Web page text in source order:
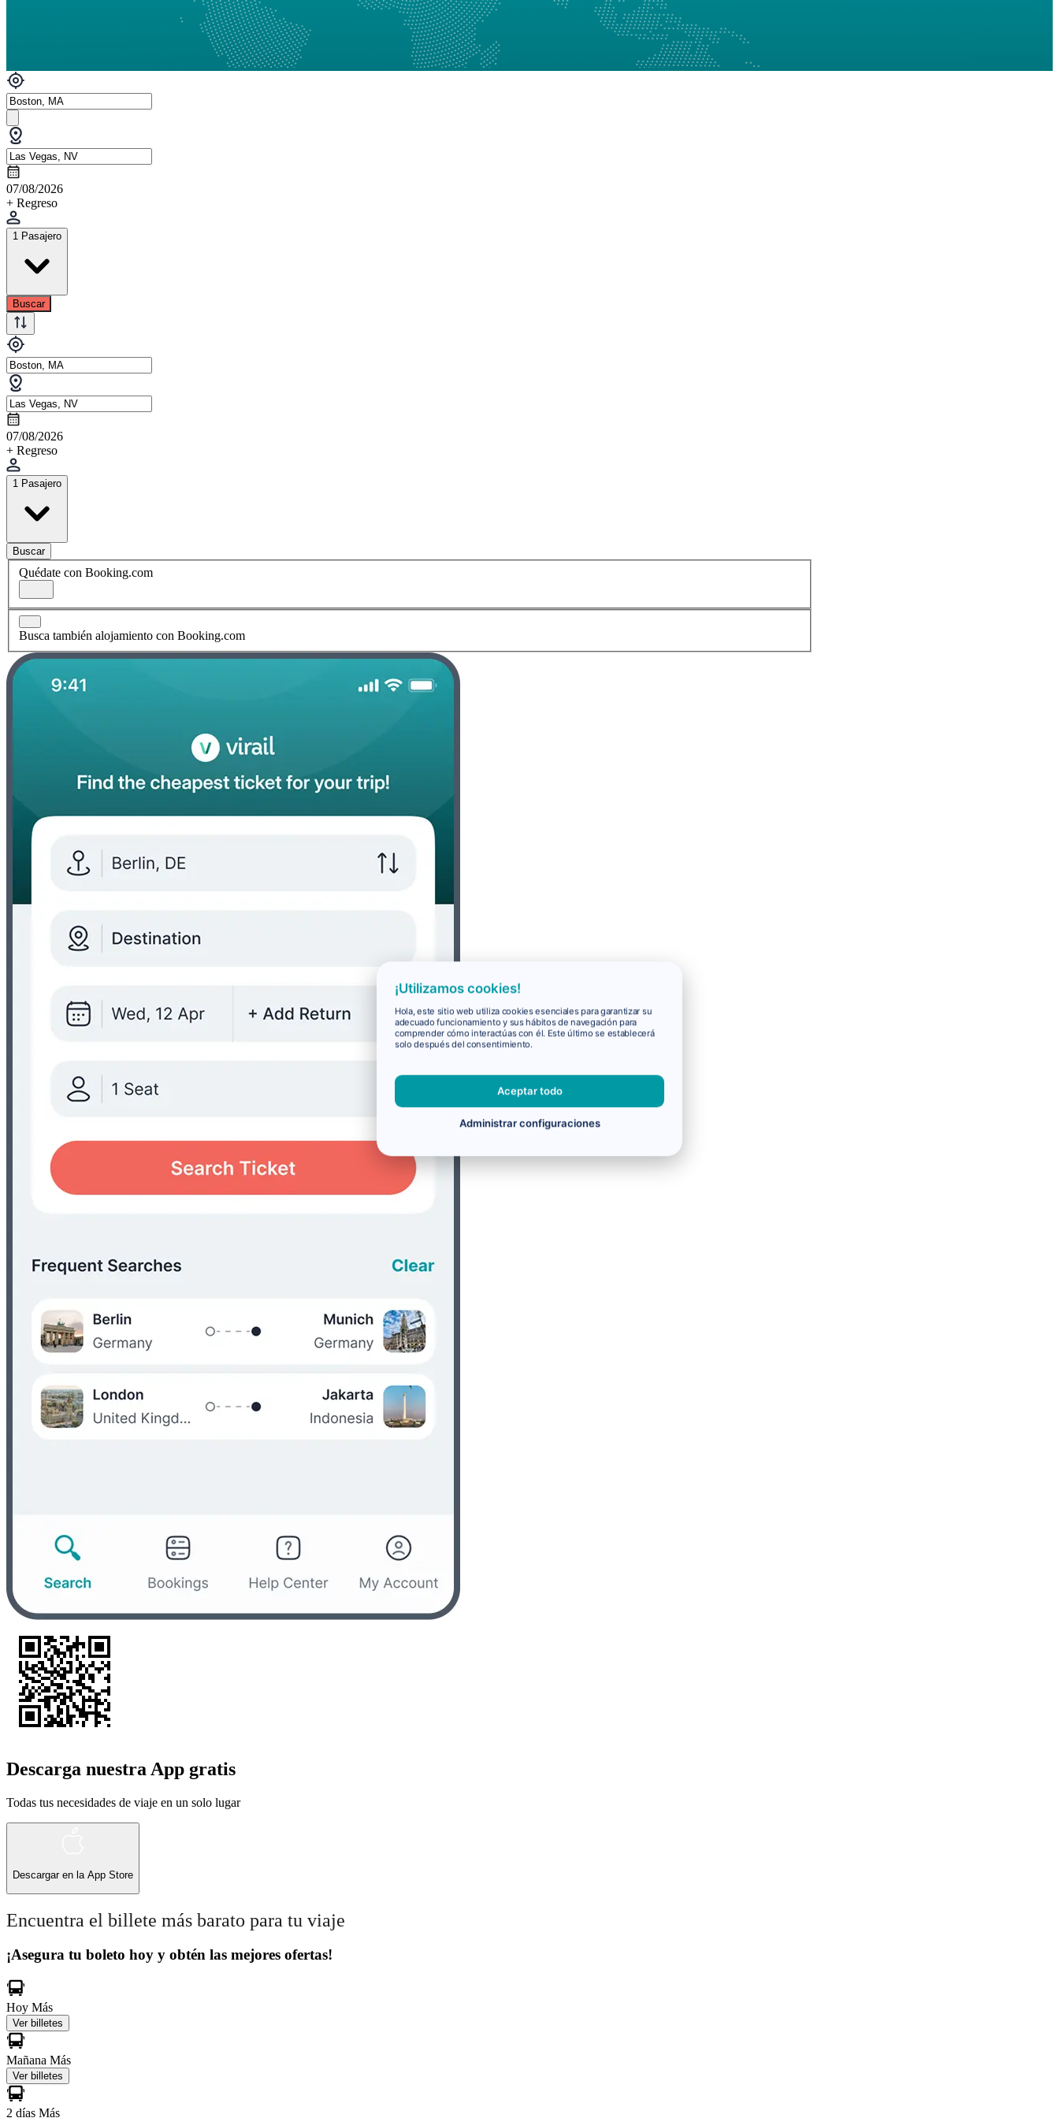
07/08/2026
+ Regreso
1 Pasajero
Buscar
07/08/2026
+ Regreso
1 Pasajero
Buscar
Quédate con Booking.com
Busca también alojamiento con Booking.com
Descarga nuestra App gratis
Todas tus necesidades de viaje en un solo lugar
Descargar en la App Store
Encuentra el billete más barato para tu viaje
¡Asegura tu boleto hoy y obtén las mejores ofertas!
Hoy Más
Ver billetes
Mañana Más
Ver billetes
2 días Más
¡Utilizamos cookies!
Hola, este sitio web utiliza cookies esenciales para garantizar su
adecuado funcionamiento y sus hábitos de navegación para
comprender cómo interactúas con él. Este último se establecerá
solo después del consentimiento.
Aceptar todo
Administrar configuraciones